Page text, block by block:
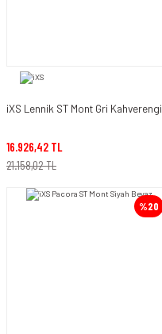
iXS Lennik ST Mont Gri Kahverengi
16.926,42 TL
21.158,02 TL
%20